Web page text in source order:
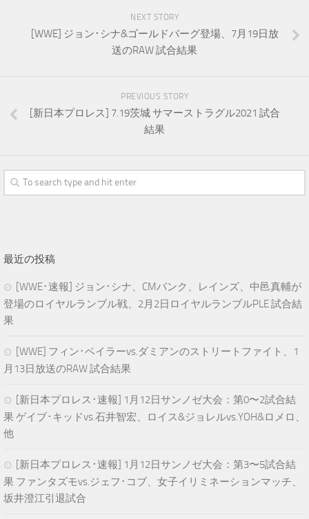
NEXT STORY
[WWE] ジョン･シナ&ゴールドバーグ登場、7月19日放
送のRAW 試合結果
PREVIOUS STORY
[新日本プロレス] 7.19茨城 サマーストラグル2021 試合
結果
最近の投稿
[WWE･速報] ジョン･シナ、CMパンク、レインズ、中邑真輔が
登場のロイヤルランブル戦、2月2日ロイヤルランブルPLE 試合結
果
[WWE] フィン･ベイラーvs.ダミアンのストリートファイト、1
月13日放送のRAW 試合結果
[新日本プロレス･速報] 1月12日サンノゼ大会：第0〜2試合結
果 ゲイブ･キッドvs.石井智宏、ロイス&ジョレルvs.YOH&ロメロ、
他
[新日本プロレス･速報] 1月12日サンノゼ大会：第3〜5試合結
果 ファンタズモvs.ジェフ･コブ、女子イリミネーションマッチ、
坂井澄江引退試合